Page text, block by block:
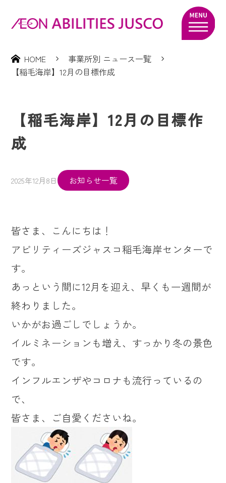
HOME
事業所別 ニュース一覧
【稲毛海岸】12月の目標作成
【稲毛海岸】12月の目標作
成
2025年12月8日 お知らせ一覧
皆さま、こんにちは！
アビリティーズジャスコ稲毛海岸センターで
す。
あっという間に12月を迎え、早くも一週間が
終わりました。
いかがお過ごしでしょうか。
イルミネーションも増え、すっかり冬の景色
です。
インフルエンザやコロナも流行っているの
で、
皆さま、ご自愛くださいね。